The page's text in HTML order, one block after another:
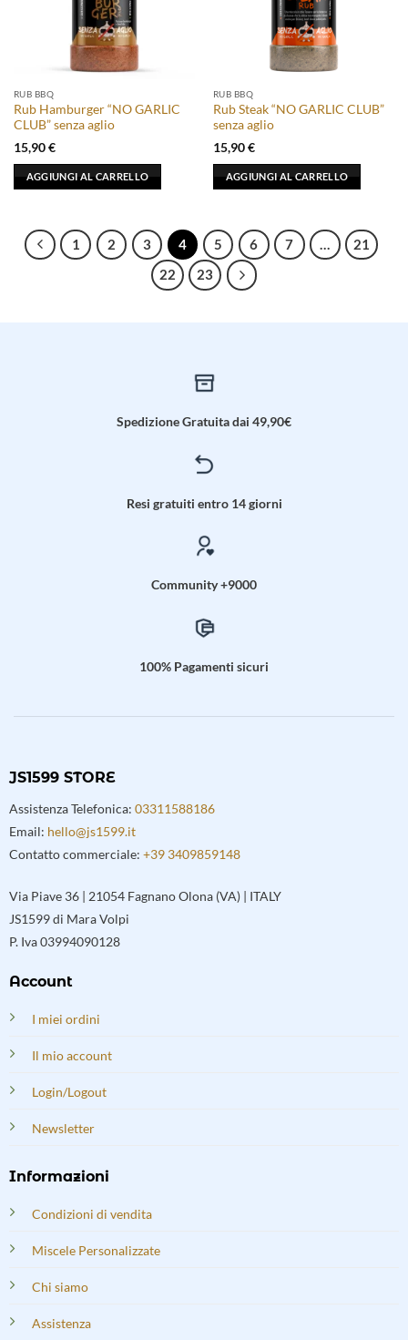
RUB BBQ
Rub Hamburger “NO GARLIC
CLUB” senza aglio
15,90€
AGGIUNGI AL CARRELLO
RUB BBQ
Rub Steak “NO GARLIC CLUB”
senza aglio
15,90€
AGGIUNGI AL CARRELLO
1 2 3 4 5 6 7 …
21
22
23
Spedizione Gratuita dai 49,90€
Resi gratuiti entro 14 giorni
Community +9000
100% Pagamenti sicuri
JS1599 STORE
Assistenza Telefonica: 03311588186
Email: hello@js1599.it
Contatto commerciale: +39 3409859148
Via Piave 36 | 21054 Fagnano Olona (VA) | ITALY
JS1599 di Mara Volpi
P. Iva 03994090128
Account
I miei ordini
Il mio account
Login/Logout
Newsletter
Informazioni
Condizioni di vendita
Miscele Personalizzate
Chi siamo
Assistenza